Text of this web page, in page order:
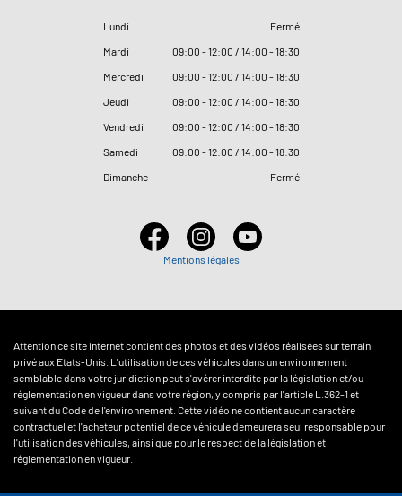
Lundi
Fermé
Mardi
09:00 - 12:00 / 14:00 - 18:30
Mercredi
09:00 - 12:00 / 14:00 - 18:30
Jeudi
09:00 - 12:00 / 14:00 - 18:30
Vendredi
09:00 - 12:00 / 14:00 - 18:30
Samedi
09:00 - 12:00 / 14:00 - 18:30
Dimanche
Fermé
Mentions légales
Attention ce site internet contient des photos et des vidéos réalisées sur terrain
privé aux Etats-Unis. L'utilisation de ces véhicules dans un environnement
semblable dans votre juridiction peut s'avérer interdite par la législation et/ou
réglementation en vigueur dans votre région, y compris par l'article L.362-1 et
suivant du Code de l'environnement. Cette vidéo ne contient aucun caractère
contractuel et l'acheteur potentiel de ce véhicule demeurera seul responsable pour
l'utilisation des véhicules, ainsi que pour le respect de la législation et
réglementation en vigueur.